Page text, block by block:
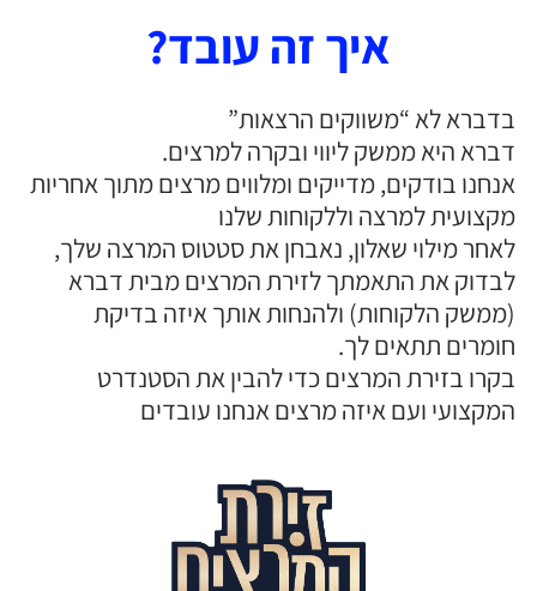
איך זה עובד?
בדברא לא “משווקים הרצאות”
דברא היא ממשק ליווי ובקרה למרצים.
אנחנו בודקים, מדייקים ומלווים מרצים מתוך אחריות
מקצועית למרצה וללקוחות שלנו
לאחר מילוי שאלון, נאבחן את סטטוס המרצה שלך,
לבדוק את התאמתך לזירת המרצים מבית דברא
(ממשק הלקוחות) ולהנחות אותך איזה בדיקת
חומרים תתאים לך.
בקרו בזירת המרצים כדי להבין את הסטנדרט
המקצועי ועם איזה מרצים אנחנו עובדים